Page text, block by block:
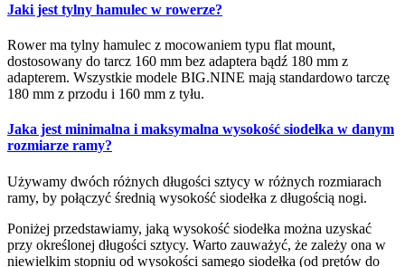
Jaki jest tylny hamulec w rowerze?
Rower ma tylny hamulec z mocowaniem typu flat mount,
dostosowany do tarcz 160 mm bez adaptera bądź 180 mm z
adapterem. Wszystkie modele BIG.NINE mają standardowo tarczę
180 mm z przodu i 160 mm z tyłu.
Jaka jest minimalna i maksymalna wysokość siodełka w danym
rozmiarze ramy?
Używamy dwóch różnych długości sztycy w różnych rozmiarach
ramy, by połączyć średnią wysokość siodełka z długością nogi.
Poniżej przedstawiamy, jaką wysokość siodełka można uzyskać
przy określonej długości sztycy. Warto zauważyć, że zależy ona w
niewielkim stopniu od wysokości samego siodełka (od prętów do